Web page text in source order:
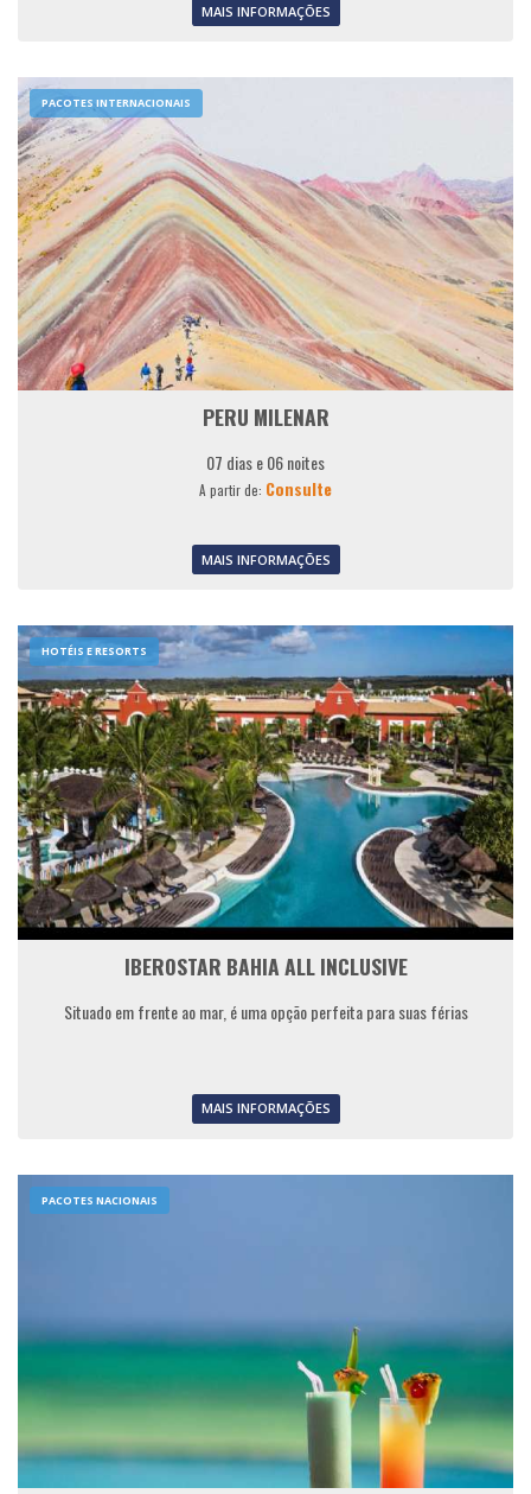
MAIS INFORMAÇÕES
PACOTES INTERNACIONAIS
PERU MILENAR
07 dias e 06 noites
A partir de: Consulte
MAIS INFORMAÇÕES
HOTÉIS E RESORTS
IBEROSTAR BAHIA ALL INCLUSIVE
Situado em frente ao mar, é uma opção perfeita para suas férias
MAIS INFORMAÇÕES
PACOTES NACIONAIS